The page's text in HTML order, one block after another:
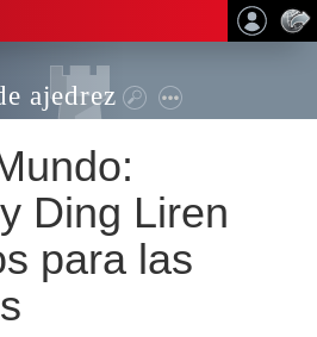
ajedrez
Ding Liren
para las